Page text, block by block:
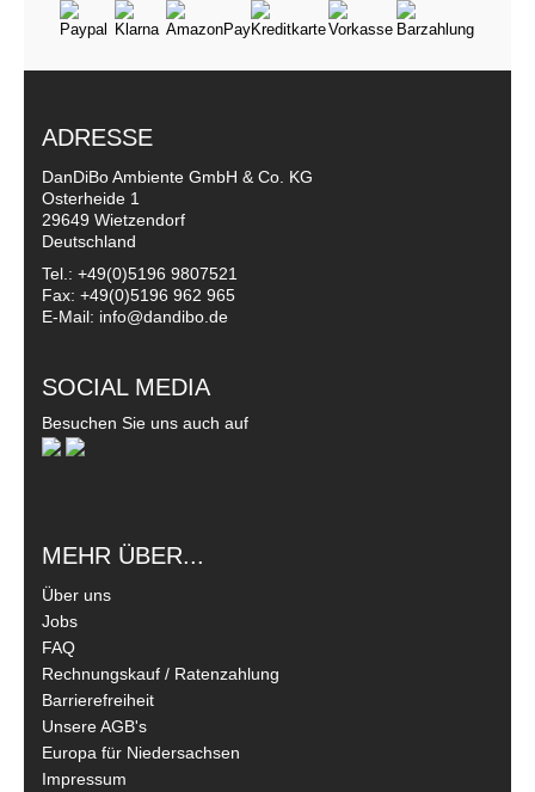
ADRESSE
DanDiBo Ambiente GmbH & Co. KG
Osterheide 1
29649 Wietzendorf
Deutschland
Tel.: +49(0)5196 9807521
Fax: +49(0)5196 962 965
E-Mail: info@dandibo.de
SOCIAL MEDIA
Besuchen Sie uns auch auf
MEHR ÜBER...
Über uns
Jobs
FAQ
Rechnungskauf / Ratenzahlung
Barrierefreiheit
Unsere AGB's
Europa für Niedersachsen
Impressum